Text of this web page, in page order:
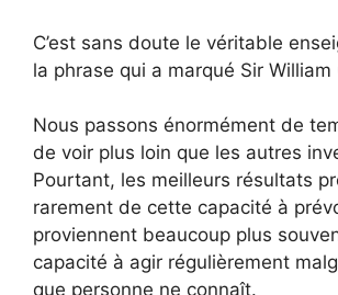
C’est sans doute le véritable
la phrase qui a marqué Sir William
Nous passons énormément de
de voir plus loin que les autres
Pourtant, les meilleurs résultats
rarement de cette capacité à
proviennent beaucoup plus
capacité à agir régulièrement
que personne ne connaît.